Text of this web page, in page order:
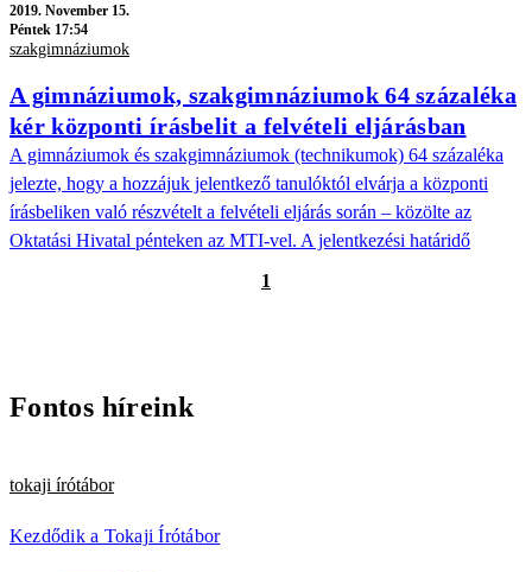
2019. November 15.
Péntek 17:54
szakgimnáziumok
A gimnáziumok, szakgimnáziumok 64 százaléka
kér központi írásbelit a felvételi eljárásban
A gimnáziumok és szakgimnáziumok (technikumok) 64 százaléka
jelezte, hogy a hozzájuk jelentkező tanulóktól elvárja a központi
írásbeliken való részvételt a felvételi eljárás során – közölte az
Oktatási Hivatal pénteken az MTI-vel. A jelentkezési határidő
1
Fontos híreink
tokaji írótábor
Kezdődik a Tokaji Írótábor